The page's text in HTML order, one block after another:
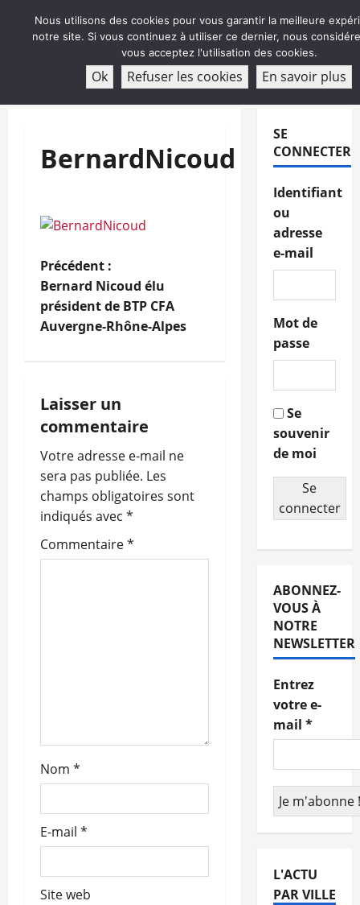
ABONNEMENT
BernardNicoud
N
a
v
g
a
t
i
o
t
i
c
l
e
Précédent :
Bernard Nicoud élu
président de BTP CFA
Auvergne-Rhône-Alpes
Laisser un
commentaire
Votre adresse e-mail ne
sera pas publiée. Les
champs obligatoires sont
indiqués avec *
Commentaire*
Nom *
E-mail *
Site web
SE
CONNECTER
Identifiant
ou
adresse
e-mail
Mot de
passe
Se
souvenir
de moi
Se
connecter
ABONNEZ-
VOUS À
NOTRE
NEWSLETTER
Entrez
votre e-
mail *
L'ACTU
PAR VILLE
Nous utilisons des cookies pour vous garantir la meilleure
notre site. Si vous continuez à utiliser ce dernier, nous
vous acceptez l'utilisation des cookies.
Ok Refuser les cookies En savoir plus